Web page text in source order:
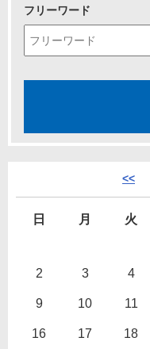
フリーワード
<<
日 月 火
2 3 4
9 10 11
16 17 18